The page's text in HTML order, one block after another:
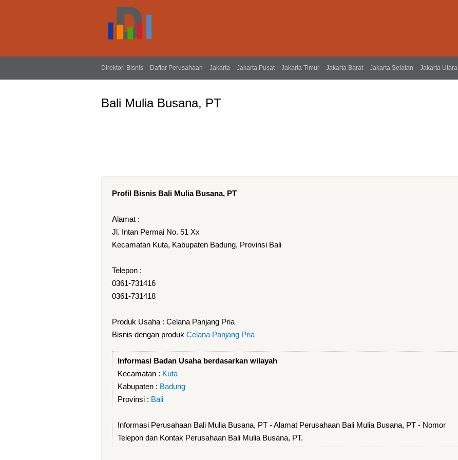
Direktori Bisnis Daftar Perusahaan Jakarta Jakarta Pusat Jakarta Timur Jakarta Barat Jakarta Selatan Jakarta Utara
Bali Mulia Busana, PT
Profil Bisnis Bali Mulia Busana, PT
Alamat :
Jl. Intan Permai No. 51 Xx
Kecamatan Kuta, Kabupaten Badung, Provinsi Bali
Telepon :
0361-731416
0361-731418
Produk Usaha : Celana Panjang Pria
Bisnis dengan produk Celana Panjang Pria
Informasi Badan Usaha berdasarkan wilayah
Kecamatan : Kuta
Kabupaten : Badung
Provinsi : Bali
Informasi Perusahaan Bali Mulia Busana, PT - Alamat Perusahaan Bali Mulia Busana, PT - Nomor
Telepon dan Kontak Perusahaan Bali Mulia Busana, PT.